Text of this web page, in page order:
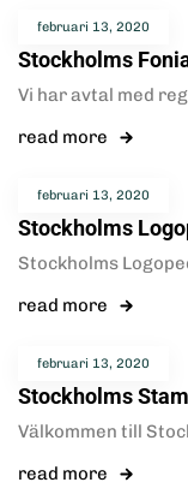
februari 13, 2020
Stockholms
Vi har avtal med
read more
februari 13, 2020
Stockholms
Stockholms
read more
februari 13, 2020
Stockholms
Välkommen till
read more